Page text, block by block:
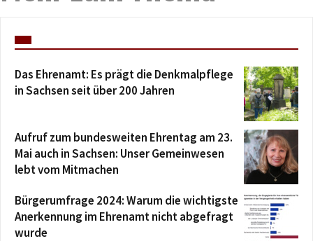
Das Ehrenamt: Es prägt die Denkmalpflege
in Sachsen seit über 200 Jahren
Aufruf zum bundesweiten Ehrentag am 23.
Mai auch in Sachsen: Unser Gemeinwesen
lebt vom Mitmachen
Bürgerumfrage 2024: Warum die wichtigste
Anerkennung im Ehrenamt nicht abgefragt
wurde